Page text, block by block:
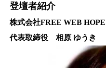
登壇者紹介
株式会社FREE WEB HOPE
代表取締役 相原 ゆうき